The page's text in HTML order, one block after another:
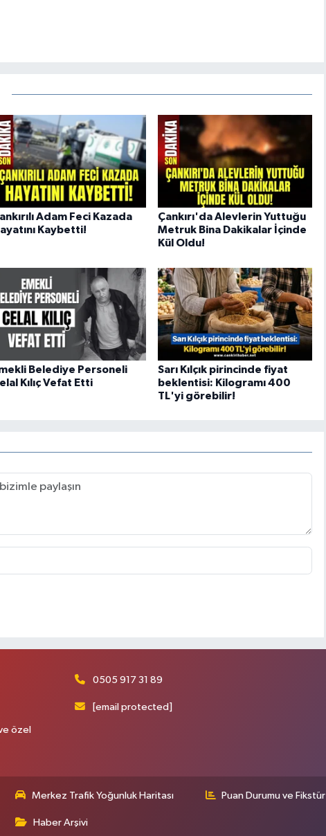
Adam Feci Kazada
Kaybetti!
Çankırı'da Alevlerin Yuttuğu
Metruk Bina Dakikalar İçinde
Kül Oldu!
Belediye Personeli
Kılıç Vefat Etti
Sarı Kılçık pirincinde fiyat
beklentisi: Kilogramı 400
TL'yi görebilir!
özel
0505 917 31 89
[email protected]
Merkez Trafik Yoğunluk Haritası Puan Durumu ve Fikstür
Haber Arşivi